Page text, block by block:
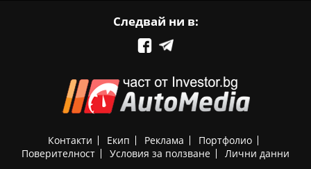
Следвай ни в:
Контакти Екип Реклама
Портфолио
Поверителност
Условия за ползване Лични данни